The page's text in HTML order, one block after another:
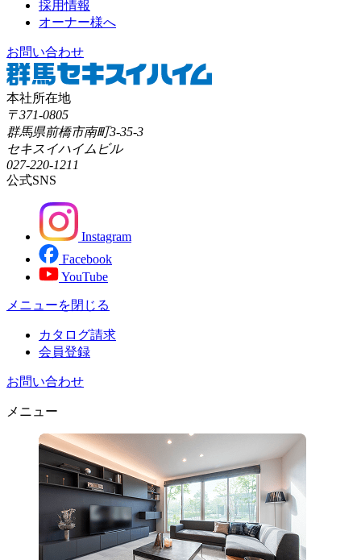
採用情報
オーナー様へ
お問い合わせ
本社所在地
〒371-0805
群馬県前橋市南町3-35-3
セキスイハイムビル
027-220-1211
公式SNS
Instagram
Facebook
YouTube
メニューを閉じる
カタログ請求
会員登録
お問い合わせ
メニュー